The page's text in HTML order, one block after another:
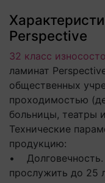
Perspective
32 класс
ламинат
общественных
проходимостью
больницы, театры
Технические
продукцию:
•
прослужить до 25